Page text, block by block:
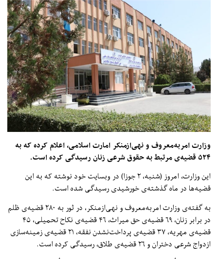
وزارت امربه‌معروف و نهی‌ازمنکر امارت اسلامی، اعلام کرده که به
۵۲۴ قضیه‌ی مرتبط به حقوق شرعی زنان رسیدگی کرده است.
این وزارت، امروز (شنبه، ۲ جوزا) در وبسایت خود نوشته که به این
قضیه‌ها در ماه گذشته‌ی خورشیدی رسیدگی شده است.
به گفته‌ی وزارت امربه‌معروف و نهی‌ازمنکر، در ثور به ۲۸۰ قضیه‌ی ظلم
در برابر زنان، ۶۹ قضیه‌ی حق میراث، ۴۶ قضیه‌ی نکاح تحمیلی، ۴۵
قضیه‌ی مهریه، ۳۷ قضیه‌ی پرداخت‌نشدن نفقه، ۲۱ قضیه‌ی زمینه‌‌سازی
ازدواج شرعی دختران و ۲۶ قضیه‌ی طلاق، رسیدگی کرده است.